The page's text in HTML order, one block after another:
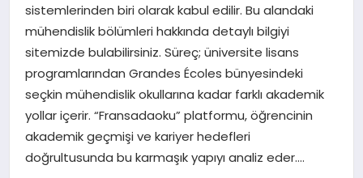
MAGAZIN
TEKNOLOJI
sistemlerinden biri olarak kabul edilir. Bu alandaki
mühendislik bölümleri hakkında detaylı bilgiyi
sitemizde bulabilirsiniz. Süreç; üniversite lisans
programlarından Grandes Écoles bünyesindeki
seçkin mühendislik okullarına kadar farklı akademik
yollar içerir. “Fransadaoku” platformu, öğrencinin
akademik geçmişi ve kariyer hedefleri
doğrultusunda bu karmaşık yapıyı analiz eder….